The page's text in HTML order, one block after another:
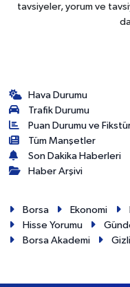
tavsiyeler, yorum ve
Hava Durumu
Trafik Durumu
Puan Durumu ve
Tüm Manşetler
Son Dakika Haberleri
Haber Arşivi
Borsa Ekonomi
Hisse Yorumu
Borsa Akademi